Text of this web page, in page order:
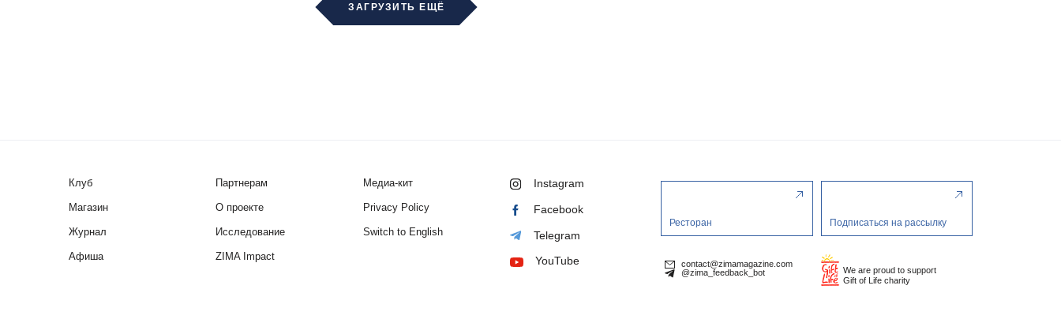
ЗАГРУЗИТЬ ЕЩЁ
Клуб
Магазин
Журнал
Афиша
Партнерам
О проекте
Исследование
ZIMA Impact
Медиа-кит
Privacy Policy
Switch to English
Instagram
Facebook
Telegram
YouTube
Ресторан Подписаться на рассылку
contact@zimamagazine.com
@zima_feedback_bot
We are proud to support
Gift of Life charity